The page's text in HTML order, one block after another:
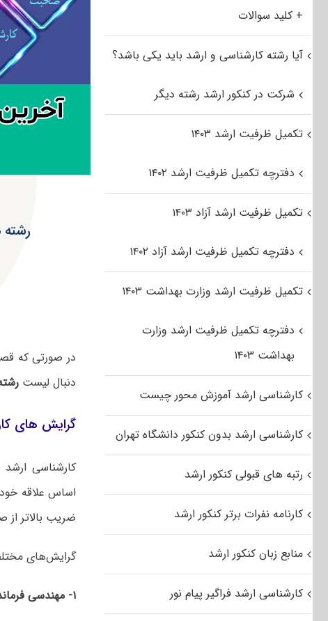
در صورتی که
دنبال لیست
گرایش های
کارشناسی
اساس علاقه
ضریب بالاتر از
گرایش‌های
۱- مهندسی فرماندهی و کنترل (
+ کلید سوالات
آیا رشته کارشناسی و ارشد باید یکی باشد؟
شرکت در کنکور ارشد رشته دیگر
تکمیل ظرفیت ارشد ۱۴۰۳
دفترچه تکمیل ظرفیت ارشد ۱۴۰۲
تکمیل ظرفیت ارشد آزاد ۱۴۰۳
دفترچه تکمیل ظرفیت ارشد آزاد ۱۴۰۲
تکمیل ظرفیت ارشد وزارت بهداشت ۱۴۰۳
دفترچه تکمیل ظرفیت ارشد وزارت
بهداشت ۱۴۰۳
کارشناسی ارشد آموزش محور چیست
کارشناسی ارشد بدون کنکور دانشگاه تهران
رتبه های قبولی کنکور ارشد
کارنامه نفرات برتر کنکور ارشد
منابع زبان کنکور ارشد
کارشناسی ارشد فراگیر پیام نور